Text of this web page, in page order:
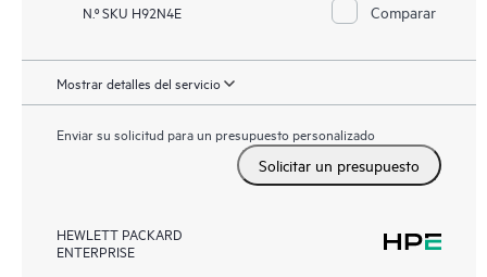
N.º SKU H92N4E Comparar
Mostrar detalles del servicio
Enviar su solicitud para un presupuesto personalizado
Solicitar un presupuesto
HEWLETT PACKARD
ENTERPRISE